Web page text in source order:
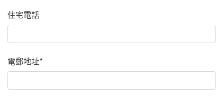
住宅電話
電郵地址*